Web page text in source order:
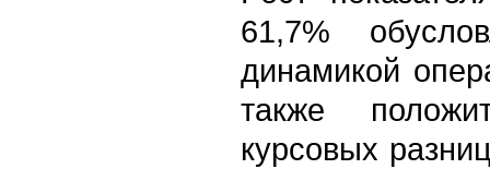
61,7%
динамикой
также
курсовых